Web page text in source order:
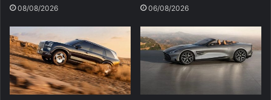
08/08/2026 06/08/2026